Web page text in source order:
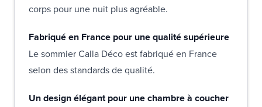
corps pour une nuit plus agréable.
Fabriqué en France pour une qualité supérieure
Le sommier Calla Déco est fabriqué en France
selon des standards de qualité.
Un design élégant pour une chambre à coucher